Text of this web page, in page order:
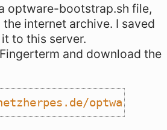
optware-bootstrap.sh file,
internet archive. I saved
to this server.
and download the
optware-